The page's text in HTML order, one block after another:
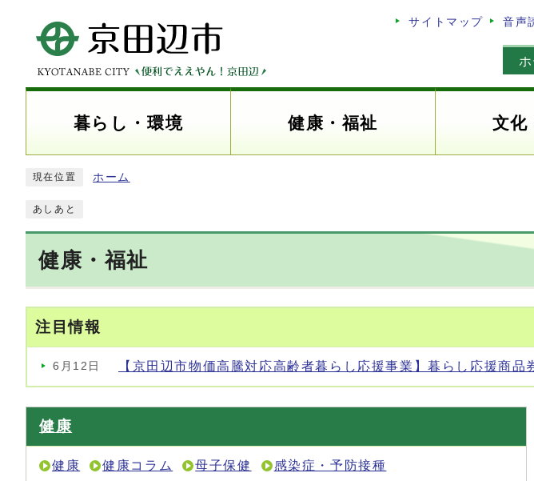
サイトマップ 音声
暮らし・環境 健康・福祉 文化
現在位置 ホーム
あしあと
健康・福祉
注目情報
6月12日 【京田辺市物価高騰対応高齢者暮らし応援事業】暮らし応援商品
健康
健康 健康コラム 母子保健 感染症・予防接種